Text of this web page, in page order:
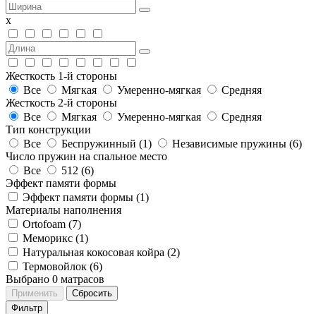
х
Жесткость 1-й стороны
Все
Мягкая Умеренно-мягкая
Средняя
Жесткость 2-й стороны
Все
Мягкая Умеренно-мягкая
Средняя
Тип конструкции
Все
Беспружинный (1) Независимые пружины (6)
Число пружин на спальное место
Все
512 (6)
Эффект памяти формы
Эффект памяти формы (1)
Материалы наполнения
Ortofoam (7)
Меморикс (1)
Натуральная кокосовая койра (2)
Термовойлок (6)
Выбрано 0 матрасов
Применить
Сбросить
Фильтр